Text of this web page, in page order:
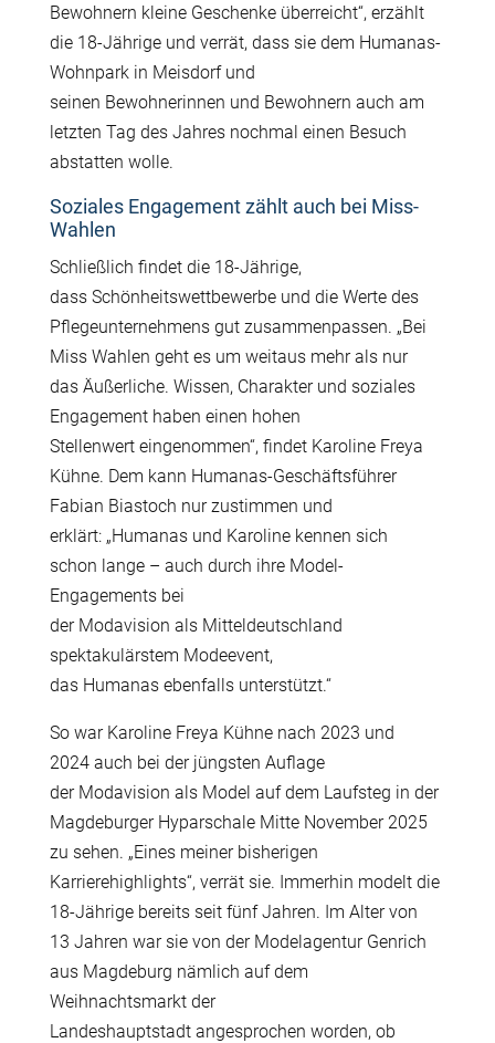
Bewohnern kleine Geschenke überreicht“, erzählt
die 18-Jährige und verrät, dass sie dem Humanas-
Wohnpark in Meisdorf und
seinen Bewohnerinnen und Bewohnern auch am
letzten Tag des Jahres nochmal einen Besuch
abstatten wolle.
Soziales Engagement zählt auch bei Miss-
Wahlen
Schließlich findet die 18-Jährige,
dass Schönheitswettbewerbe und die Werte des
Pflegeunternehmens gut zusammenpassen. „Bei
Miss Wahlen geht es um weitaus mehr als nur
das Äußerliche. Wissen, Charakter und soziales
Engagement haben einen hohen
Stellenwert eingenommen“, findet Karoline Freya
Kühne. Dem kann Humanas-Geschäftsführer
Fabian Biastoch nur zustimmen und
erklärt: „Humanas und Karoline kennen sich
schon lange – auch durch ihre Model-
Engagements bei
der Modavision als Mitteldeutschland
spektakulärstem Modeevent,
das Humanas ebenfalls unterstützt.“
So war Karoline Freya Kühne nach 2023 und
2024 auch bei der jüngsten Auflage
der Modavision als Model auf dem Laufsteg in der
Magdeburger Hyparschale Mitte November 2025
zu sehen. „Eines meiner bisherigen
Karrierehighlights“, verrät sie. Immerhin modelt die
18-Jährige bereits seit fünf Jahren. Im Alter von
13 Jahren war sie von der Modelagentur Genrich
aus Magdeburg nämlich auf dem
Weihnachtsmarkt der
Landeshauptstadt angesprochen worden, ob